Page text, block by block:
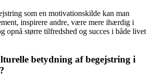
som en motivationskilde kan man
inspirere andre, være mere ihærdig i
opnå større tilfredshed og succes i både livet
betydning af begejstring i